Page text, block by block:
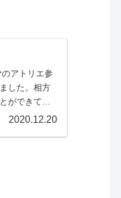
アトリエ参
した。相方
ができて楽
2020.12.20